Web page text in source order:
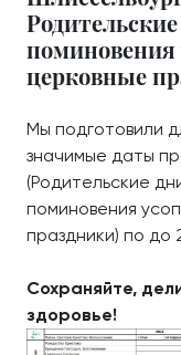
церковные
Мы подготовили
значимые даты
(Родительские
поминовения
праздники) по до
Сохраняйте,
здоровье!